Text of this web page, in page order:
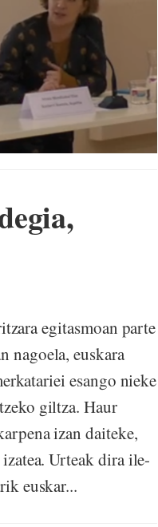
egitasmoan parte
nagoela, euskara
esango nieke
giltza. Haur
izan daiteke,
Urteak dira ile-
euskar...